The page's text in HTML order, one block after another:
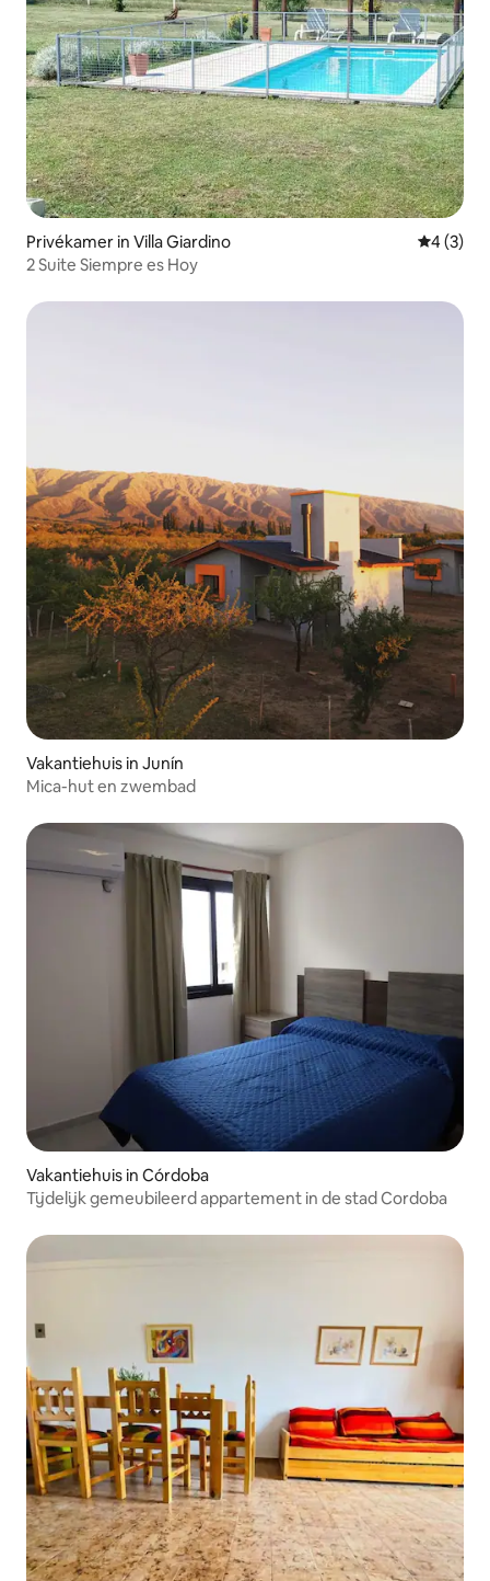
Privékamer in Villa Giardino
4 (3)
2 Suite Siempre es Hoy
Vakantiehuis in Junín
Mica-hut en zwembad
Vakantiehuis in Córdoba
Tijdelijk gemeubileerd appartement in de stad Cordoba